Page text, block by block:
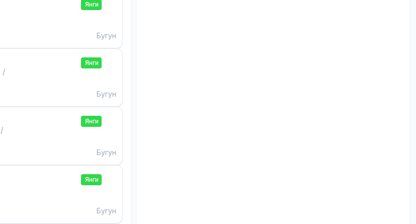
Янги
Бугун
/
Янги
Бугун
/
Янги
Бугун
Янги
Бугун